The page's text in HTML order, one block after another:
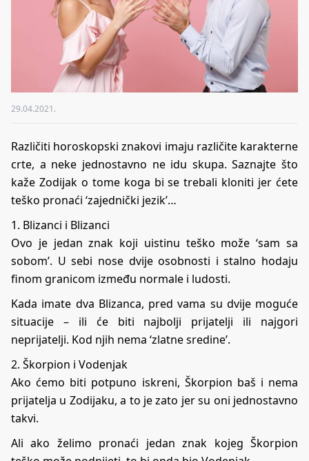
29.04.2021.
Različiti horoskopski znakovi imaju različite karakterne
crte, a neke jednostavno ne idu skupa. Saznajte što
kaže Zodijak o tome koga bi se trebali kloniti jer ćete
teško pronaći ‘zajednički jezik’…
1. Blizanci i Blizanci
Ovo je jedan znak koji uistinu teško može ‘sam sa
sobom’. U sebi nose dvije osobnosti i stalno hodaju
finom granicom između normale i ludosti.
Kada imate dva Blizanca, pred vama su dvije moguće
situacije – ili će biti najbolji prijatelji ili najgori
neprijatelji. Kod njih nema ‘zlatne sredine’.
2. Škorpion i Vodenjak
Ako ćemo biti potpuno iskreni, Škorpion baš i nema
prijatelja u Zodijaku, a to je zato jer su oni jednostavno
takvi.
Ali ako želimo pronaći jedan znak kojeg Škorpion